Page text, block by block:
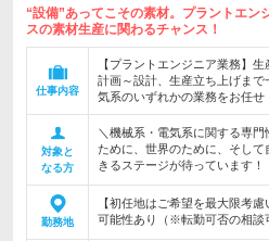
“設備”あってこその素材。プラントエン
スの素材生産に関わるチャンス！
仕事内容
【プラントエンジニア業務】
計画～設計、生産立ち上げま
気系のいずれかの業務をお任せ
対象と
なる方
＼機械系・電気系に関する専
ために、世界のために、そし
きるステージが待っています！
勤務地
【初任地はご希望を最大限考
可能性あり（※転勤可否の相談